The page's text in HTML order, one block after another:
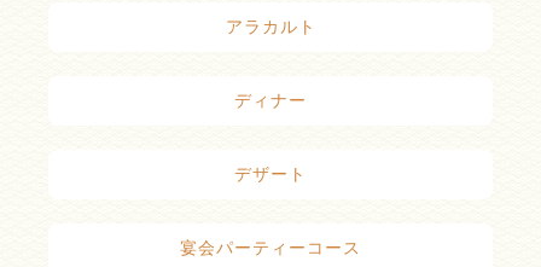
アラカルト
ディナー
デザート
宴会パーティーコース